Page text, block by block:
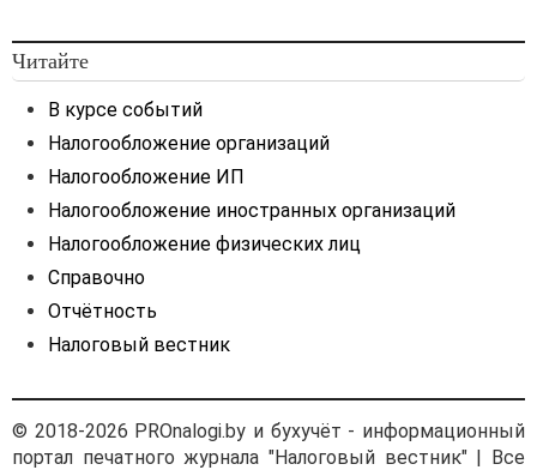
Читайте
В курсе событий
Налогообложение организаций
Налогообложение ИП
Налогообложение иностранных организаций
Налогообложение физических лиц
Справочно
Отчётность
Налоговый вестник
© 2018-2026 PROnalogi.by и бухучёт - информационный
портал печатного журнала "Налоговый вестник" | Все